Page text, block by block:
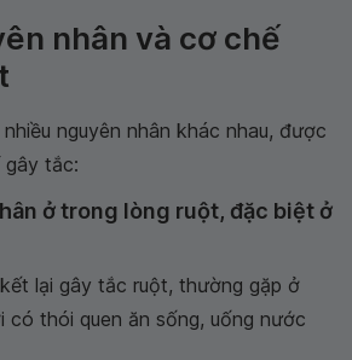
nhân và cơ chế
nguyên nhân khác nhau, được
gây tắc:
ở trong lòng ruột, đặc biệt ở
lại gây tắc ruột, thường gặp ở
có thói quen ăn sống, uống nước